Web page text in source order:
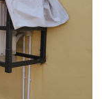
จงอาง
ตัว
ใหญ่
เลื้อย
ผ่าน